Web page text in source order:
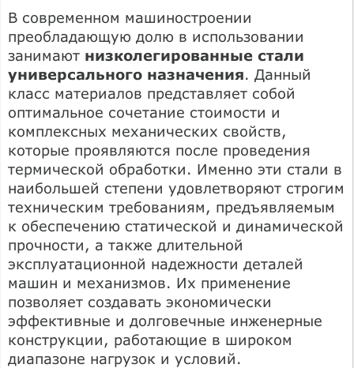
В современном машиностроении
преобладающую долю в использовании
занимают низколегированные стали
универсального назначения. Данный
класс материалов представляет собой
оптимальное сочетание стоимости и
комплексных механических свойств,
которые проявляются после проведения
термической обработки. Именно эти стали в
наибольшей степени удовлетворяют строгим
техническим требованиям, предъявляемым
к обеспечению статической и динамической
прочности, а также длительной
эксплуатационной надежности деталей
машин и механизмов. Их применение
позволяет создавать экономически
эффективные и долговечные инженерные
конструкции, работающие в широком
диапазоне нагрузок и условий.